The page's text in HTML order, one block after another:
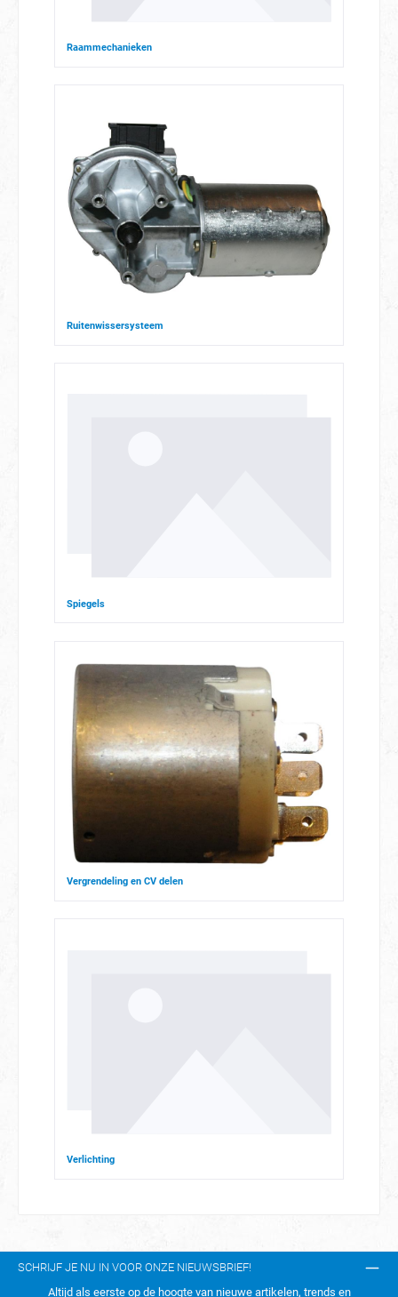
Raammechanieken
Ruitenwissersysteem
Spiegels
Vergrendeling en CV delen
Verlichting
SCHRIJF JE NU IN VOOR ONZE NIEUWSBRIEF!
Altijd als eerste op de hoogte van nieuwe artikelen, trends en